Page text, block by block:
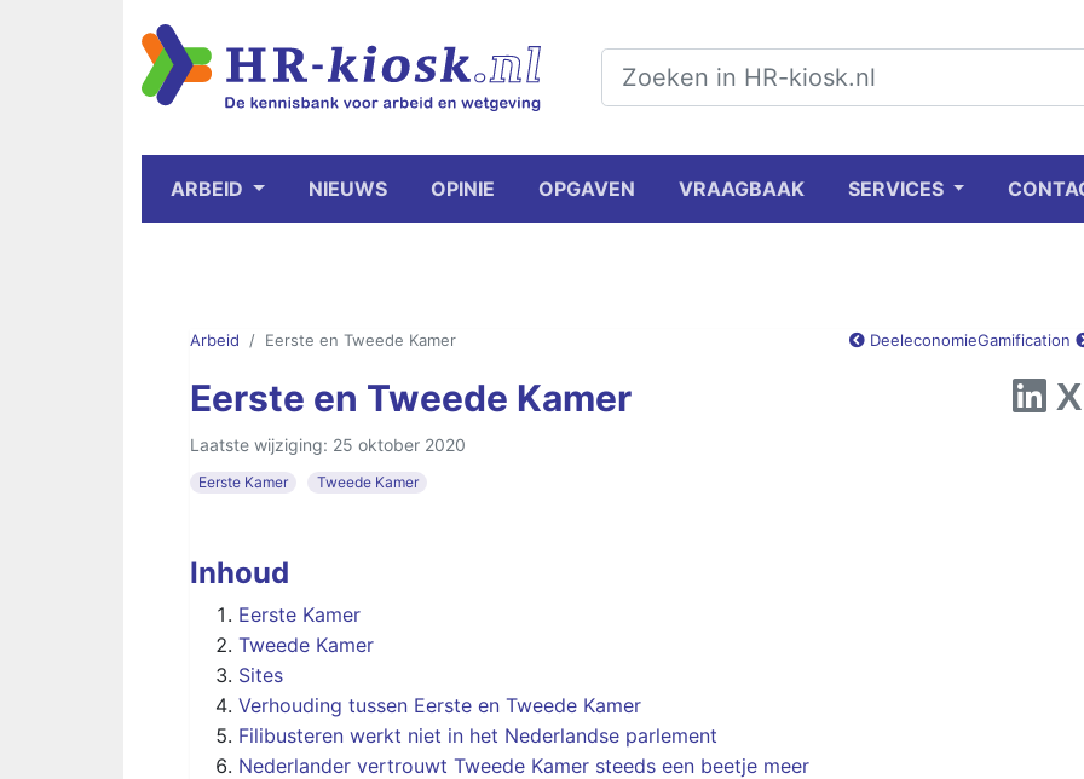
ARBEID NIEUWS OPINIE OPGAVEN VRAAGBAAK SERVICES
Arbeid Eerste en Tweede Kamer DeeleconomieGamification
Eerste en Tweede Kamer
Laatste wijziging: 25 oktober 2020
Eerste Kamer Tweede Kamer
Inhoud
Eerste Kamer
Tweede Kamer
Sites
Verhouding tussen Eerste en Tweede Kamer
Filibusteren werkt niet in het Nederlandse parlement
Nederlander vertrouwt Tweede Kamer steeds een beetje meer